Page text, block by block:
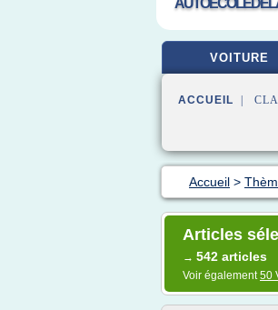
VOITURE
ACCUEIL |
Accueil >
Articles
→ 542 articles
Voir également50